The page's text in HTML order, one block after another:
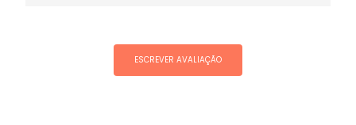
ESCREVER AVALIAÇÃO